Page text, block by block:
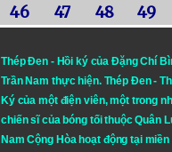
46
47 48 49
Thép Đen - Hồi ký của Đặng Chí
Trần Nam thực hiện. Thép Đen-
Ký của một điện viên, một trong
chiến sĩ của bóng tối thuộc Quân
Nam Cộng Hòa hoạt động tại